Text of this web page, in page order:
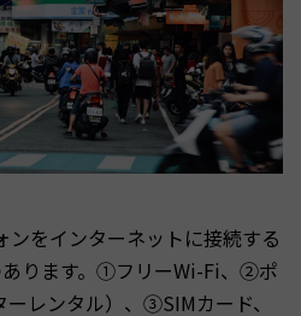
ンをインターネットに接続する
ります。①フリーWi-Fi、②ポ
レンタル）、③SIMカード、